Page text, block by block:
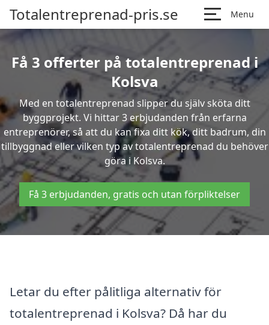
Totalentreprenad-pris.se Menu
Få 3 offerter på totalentreprenad i
Kolsva
Med en totalentreprenad slipper du själv sköta ditt
byggprojekt. Vi hittar 3 erbjudanden från erfarna
entreprenörer, så att du kan fixa ditt kök, ditt badrum, din
tillbyggnad eller vilken typ av totalentreprenad du behöver
göra i Kolsva.
Få 3 erbjudanden, gratis och utan förpliktelser
Letar du efter pålitliga alternativ för
totalentreprenad i Kolsva? Då har du